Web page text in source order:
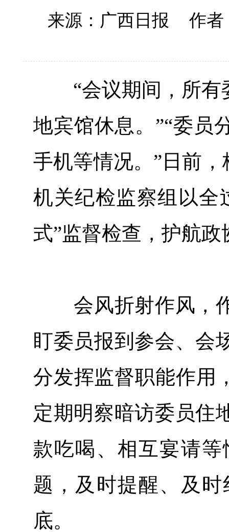
来源：广西日报 作者
“会议期间，所有
地宾馆休息。”“委员
手机等情况。”日前
机关纪检监察组以全
式”监督检查，护航
会风折射作风，作
盯委员报到参会、会
分发挥监督职能作用
定期明察暗访委员住
款吃喝、相互宴请
题，及时提醒、及
底。